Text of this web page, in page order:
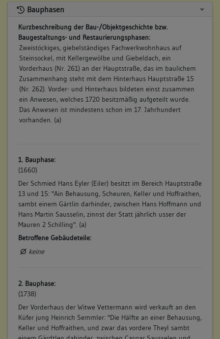
Bauphasen
Kurzbeschreibung der Bau-/Objektgeschichte bzw.
Baugestaltungs- und Restaurierungsphasen:
Zweistöckiges, giebelständiges Fachwerkwohnhaus auf
Steinsockel, mit Kellergewölbe und Giebeldach, ein
Vorderhaus (Nr. 261) an der Hauptstraße, das im baulichem
Zusammenhang steht mit dem Hinterhaus Hauptstraße 15
(Nr. 262). Vorder- und Hinterhaus bildeten einst zusammen
ein Anwesen, welches 1720 besitzmäßig aufgeteilt wurde.
Das Anwesen ist mindestens schon im 17. Jahrhundert
vorhanden. (a)
1. Bauphase:
(1660)
Der Schmied Hans Eyler (Eiler) besitzt im Bereich Hauptstraße
13 und 15: "Ain Behausung, Scheuren, Keller und Hoffraithen,
sambt einem Gärtlin darhinder, zwischen Hans Hoffmann und
Hans Martin Sausselin, zinnst der Statt jährlich usser der
Mauren 2 Schilling". (a)
Betroffene Gebäudeteile:
keine
2. Bauphase:
(1738)
Der Vorderhaus der Witwe Vettermann wird verkauft an den
Küfer jung Heinrich Semmler: "Die Hälfte an einer Behausung,
Keller und Hoffraithen, und zwar das vordere Theyl sambt